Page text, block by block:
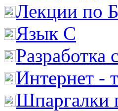
Лекции по
Язык С
Разработка
Интернет -
Шпаргалки